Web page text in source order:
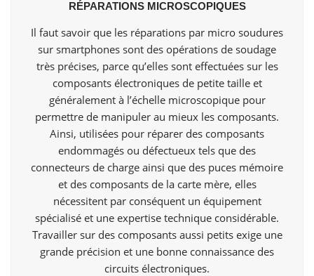
RÉPARATIONS MICROSCOPIQUES
Il faut savoir que les réparations par micro soudures
sur smartphones sont des opérations de soudage
très précises, parce qu’elles sont effectuées sur les
composants électroniques de petite taille et
généralement à l’échelle microscopique pour
permettre de manipuler au mieux les composants.
Ainsi, utilisées pour réparer des composants
endommagés ou défectueux tels que des
connecteurs de charge ainsi que des puces mémoire
et des composants de la carte mère, elles
nécessitent par conséquent un équipement
spécialisé et une expertise technique considérable.
Travailler sur des composants aussi petits exige une
grande précision et une bonne connaissance des
circuits électroniques.